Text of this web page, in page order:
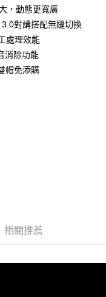
簡稱本公司）所提供，讓
由商店將買賣／分期付款
繳交帳款。
進項蒐集、處理及利用，
核對及更正。
成結帳。
連結，可透過四大超商／
易完成。
您需要取消訂單，請聯絡
有效，需透過AFTEE先享
面顯示為準，若有關於
先享後付」服務完成之交
交易相關給付款項請求債
之用戶狀況，依本公司即
形，本公司將視審查結果
，動態更寬廣
對講搭配無縫切換
處理效能
消除功能
帽免添購
相關推薦